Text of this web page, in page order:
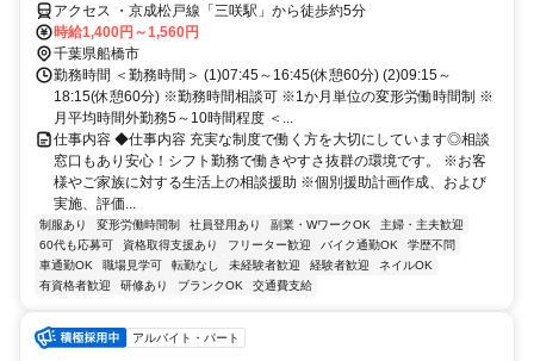
アクセス ・京成松戸線「三咲駅」から徒歩約5分
時給1,400円～1,560円
千葉県船橋市
勤務時間 ＜勤務時間＞ (1)07:45～16:45(休憩60分) (2)09:15～
18:15(休憩60分) ※勤務時間相談可 ※1か月単位の変形労働時間制 ※
月平均時間外勤務5～10時間程度 ＜...
仕事内容 ◆仕事内容 充実な制度で働く方を大切にしています◎相談
窓口もあり安心！シフト勤務で働きやすさ抜群の環境です。 ※お客
様やご家族に対する生活上の相談援助 ※個別援助計画作成、および
実施、評価...
制服あり 変形労働時間制 社員登用あり 副業・WワークOK
主婦・主夫歓迎
60代も応募可
資格取得支援あり フリーター歓迎 バイク通勤OK
学歴不問
車通勤OK
職場見学可 転勤なし 未経験者歓迎 経験者歓迎
ネイルOK
有資格者歓迎
研修あり ブランクOK 交通費支給
アルバイト・パート